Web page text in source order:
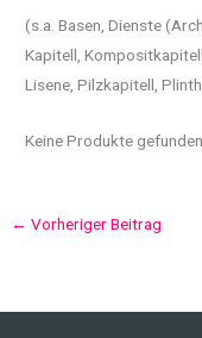
(s.a. Basen, Dienste
Kapitell,
Lisene, Pilzkapitell,
Keine Produkte gefunden.
← Vorheriger Beitrag